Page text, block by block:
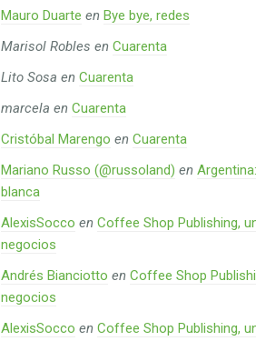
Mauro Duarte en Bye bye, redes
Marisol Robles en Cuarenta
Lito Sosa en Cuarenta
marcela en Cuarenta
Cristóbal Marengo en Cuarenta
Mariano Russo (@russoland) en
blanca
AlexisSocco en Coffee Shop Publishing,
negocios
Andrés Bianciotto en Coffee Shop
negocios
AlexisSocco en Coffee Shop Publishing,